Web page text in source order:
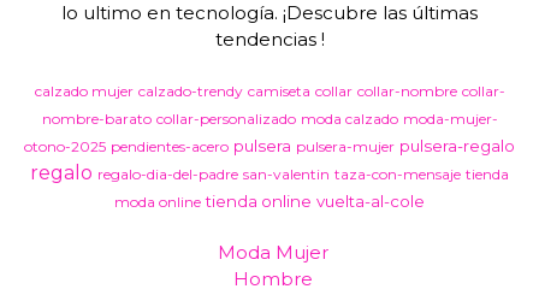
lo ultimo en tecnología. ¡Descubre las últimas
tendencias !
calzado mujer calzado-trendy camiseta collar collar-nombre collar-
nombre-barato collar-personalizado moda calzado moda-mujer-
otono-2025 pendientes-acero pulsera pulsera-mujer pulsera-regalo
regalo regalo-dia-del-padre san-valentin taza-con-mensaje tienda
moda online tienda online vuelta-al-cole
Moda Mujer
Hombre